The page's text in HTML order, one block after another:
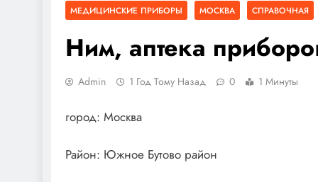
МЕДИЦИНСКИЕ ПРИБОРЫ МОСКВА СПРАВОЧНАЯ
Ним, аптека
Admin 1 Год Тому Назад 0 1 Минуты
город: Москва
Район: Южное Бутово район